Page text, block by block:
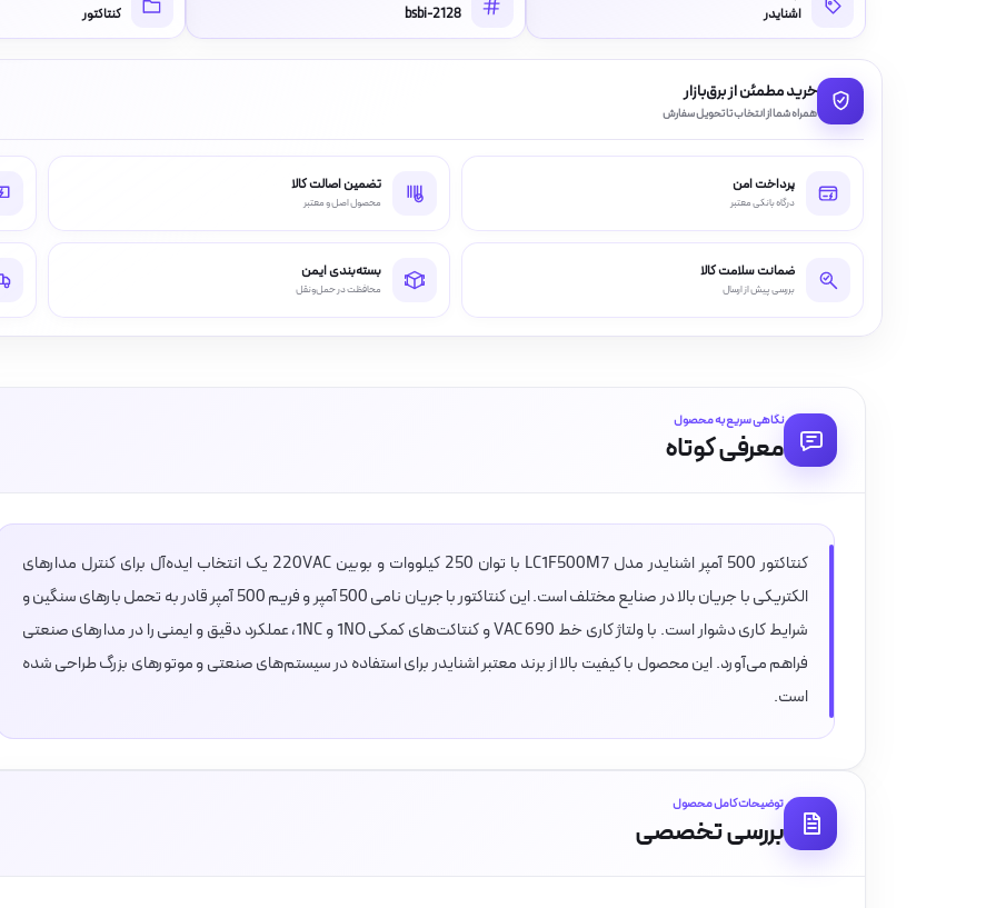
نگاهی سریع به محصول
معرفی کوتاه
کنتاکتور 500 آمپر اشنایدر مدل LC1F500M7 با توان 250 کیلووات و بوبین 220VAC یک انتخاب ایده‌آل برای کنترل مدارهای
الکتریکی با جریان بالا در صنایع مختلف است. این کنتاکتور با جریان نامی 500 آمپر و فریم 500 آمپر قادر به تحمل بارهای سنگین و
شرایط کاری دشوار است. با ولتاژ کاری خط 690 VAC و کنتاکت‌های کمکی 1NO و 1NC، عملکرد دقیق و ایمنی را در مدارهای صنعتی
فراهم می‌آورد. این محصول با کیفیت بالا از برند معتبر اشنایدر برای استفاده در سیستم‌های صنعتی و موتورهای بزرگ طراحی شده
است.
توضیحات کامل محصول
بررسی تخصصی
اشنایدر bsbi-2128 کنتاکتور
خرید مطمئن از برق‌بازار
همراه شما از انتخاب تا تحویل سفارش
پرداخت امن
درگاه بانکی معتبر
تضمین اصالت کالا
محصول اصل و معتبر
ضمانت سلامت کالا
بررسی پیش از ارسال
بسته‌بندی ایمن
محافظت در حمل‌ونقل